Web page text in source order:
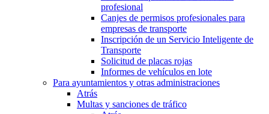
profesional
Canjes de permisos profesionales para
empresas de transporte
Inscripción de un Servicio Inteligente de
Transporte
Solicitud de placas rojas
Informes de vehículos en lote
Para ayuntamientos y otras administraciones
Atrás
Multas y sanciones de tráfico